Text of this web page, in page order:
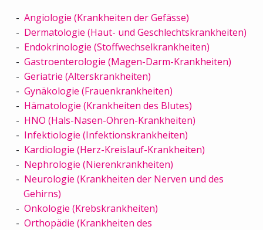
Angiologie (Krankheiten der Gefässe)
Dermatologie (Haut- und Geschlechtskrankheiten)
Endokrinologie (Stoffwechselkrankheiten)
Gastroenterologie (Magen-Darm-Krankheiten)
Geriatrie (Alterskrankheiten)
Gynäkologie (Frauenkrankheiten)
Hämatologie (Krankheiten des Blutes)
HNO (Hals-Nasen-Ohren-Krankheiten)
Infektiologie (Infektionskrankheiten)
Kardiologie (Herz-Kreislauf-Krankheiten)
Nephrologie (Nierenkrankheiten)
Neurologie (Krankheiten der Nerven und des
Gehirns)
Onkologie (Krebskrankheiten)
Orthopädie (Krankheiten des